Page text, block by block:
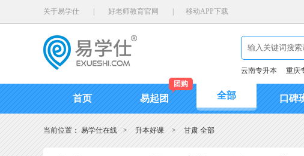
关于易学仕 好老师教育官网 移动APP下载
云南专升本 重庆
首页 易起团
团购
全部 口碑
当前位置： 易学仕在线 > 升本好课 > 甘肃 全部